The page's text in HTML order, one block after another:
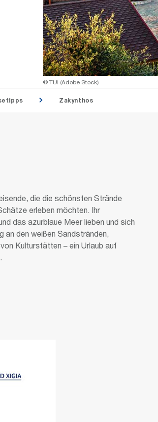
© TUI (Adobe Stock)
Zakynthos
die die schönsten Strände
erleben möchten. Ihr
das azurblaue Meer lieben und sich
an den weißen Sandstränden,
Kulturstätten – ein Urlaub auf